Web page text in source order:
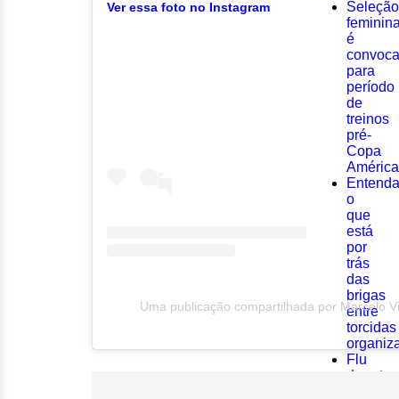
Seleção
feminina
é
para
período
de
treinos
pré-
Copa
Entenda
o
que
está
por
trás
das
brigas
entre
torcidas
Flu
derrota
Ver essa foto no Instagram
Uma publicação compartilhada por Marcelo